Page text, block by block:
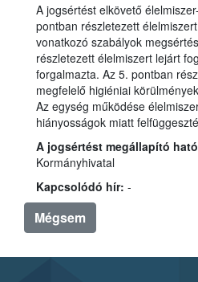
A jogsértést elkövető
pontban részletezett élelmiszert a nyomon követésre
vonatkozó szabályok megsértésével, a 4. pontban
részletezett élelmiszert lejárt fogyaszthatósági idővel
forgalmazta. Az 5. pontban részletezett
megfelelő higiéniai
Az egység működése élelmiszer-biztonsági/higiéniai
hiányosságok miatt
A jogsértést megállapító
Kormányhivatal
Kapcsolódó hír: -
Mégsem